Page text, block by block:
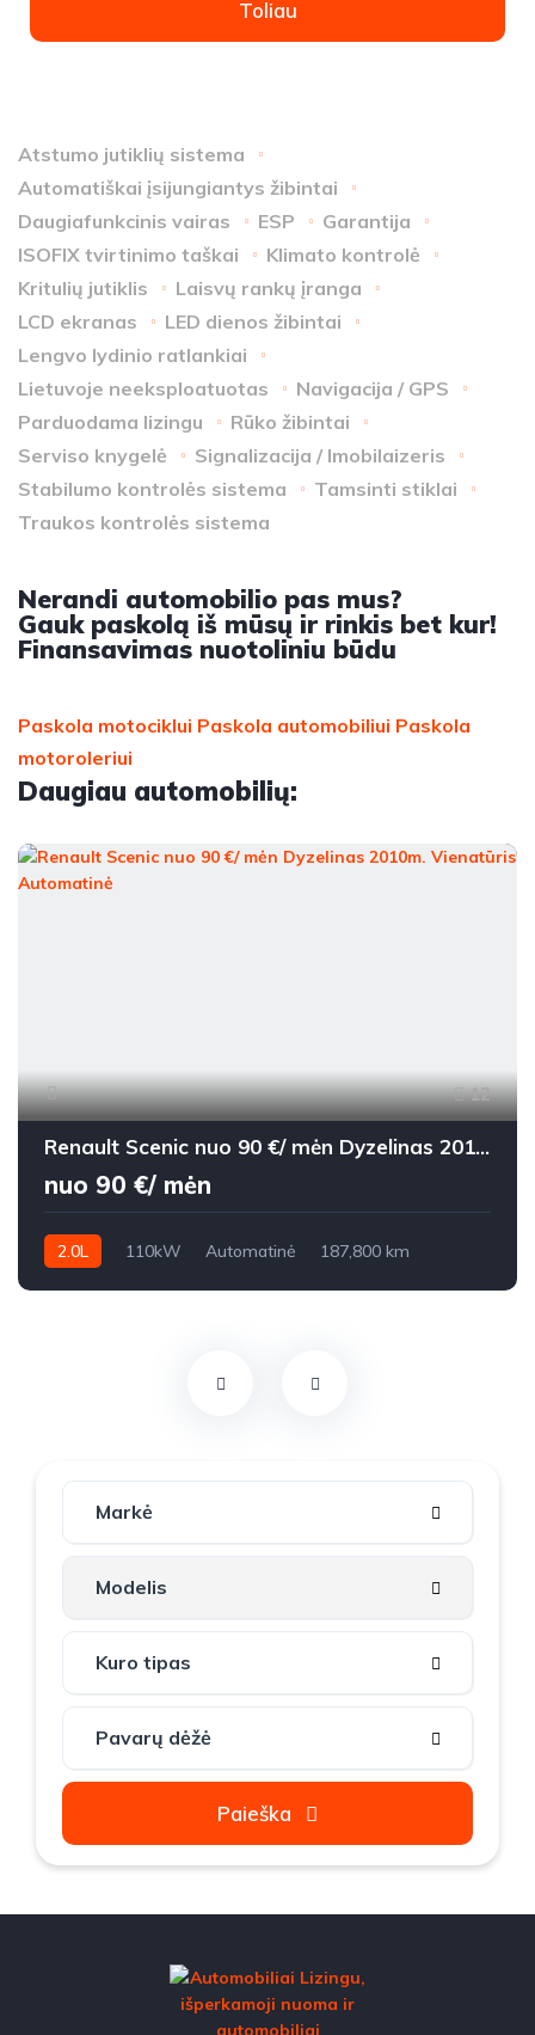
Toliau
Atstumo jutiklių sistema
Automatiškai įsijungiantys žibintai
Daugiafunkcinis vairas
ESP
Garantija
ISOFIX tvirtinimo taškai
Klimato kontrolė
Kritulių jutiklis
Laisvų rankų įranga
LCD ekranas
LED dienos žibintai
Lengvo lydinio ratlankiai
Lietuvoje neeksploatuotas
Navigacija / GPS
Parduodama lizingu
Rūko žibintai
Serviso knygelė
Signalizacija / Imobilaizeris
Stabilumo kontrolės sistema
Tamsinti stiklai
Traukos kontrolės sistema
Nerandi automobilio pas mus?
Gauk paskolą iš mūsų ir rinkis bet kur!
Finansavimas nuotoliniu būdu
Paskola motociklui Paskola automobiliui Paskola
motoroleriui
Daugiau automobilių:
12
Renault Scenic nuo 90 €/ mėn Dyzelinas 2010m. Vienatūris Automatinė
nuo 90 €/ mėn
2.0L 110kW Automatinė
187,800 km
Paieška